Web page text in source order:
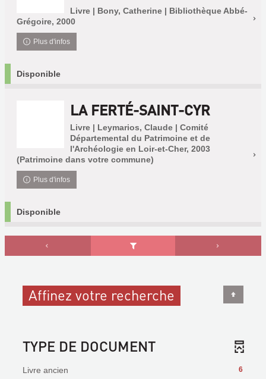
Livre | Bony, Catherine | Bibliothèque Abbé-
Grégoire, 2000
Plus d'infos
Disponible
LA FERTÉ-SAINT-CYR
Livre | Leymarios, Claude | Comité
Départemental du Patrimoine et de
l'Archéologie en Loir-et-Cher, 2003
(Patrimoine dans votre commune)
Plus d'infos
Disponible
Affinez votre recherche
TYPE DE DOCUMENT
6
Livre ancien